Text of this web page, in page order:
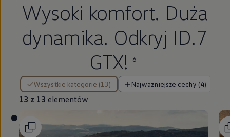
Wysoki komfort. Duża
dynamika. Odkryj ID.7
GTX!
6
Wszystkie kategorie (13) Najważniejsze cechy (4)
13 z 13 elementów
13 z 13 elementów